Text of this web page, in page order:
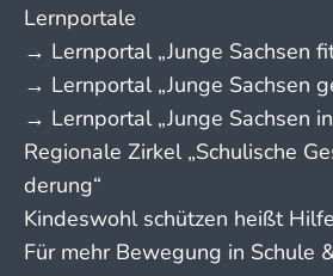
Lernportale
→ Lern­portal „Junge Sachsen
→ Lern­portal „Junge Sachsen
→ Lern­portal „Junge Sachsen
Regionale Zirkel „Schu­lische
derung“
Kindeswohl schützen heißt
Für mehr Bewegung in Schule